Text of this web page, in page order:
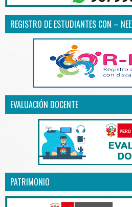
REGISTRO DE ESTUDIANTES CON – NEE
EVALUACIÓN DOCENTE
PATRIMONIO